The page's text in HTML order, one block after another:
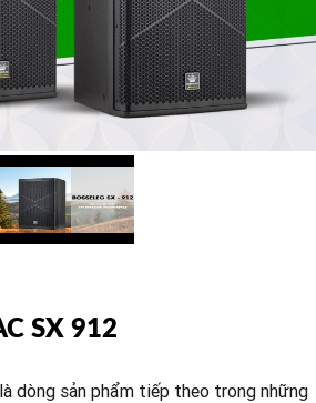
SX 912
dòng sản phẩm tiếp theo trong những